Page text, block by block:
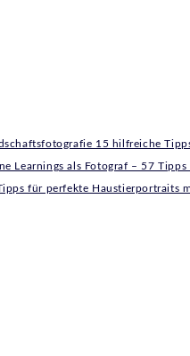
15 hilfreiche
Learnings als Fotograf – 57
für perfekte Haustierportraits